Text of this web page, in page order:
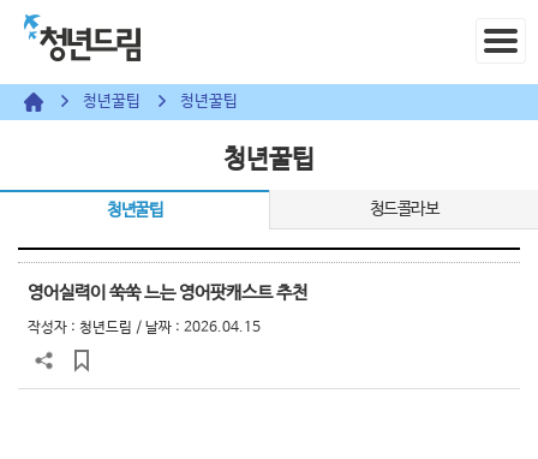
청년꿀팁 청년꿀팁
청년꿀팁
청년꿀팁 청드콜라보
영어실력이 쑥쑥 느는 영어팟캐스트 추천
작성자 : 청년드림 / 날짜 : 2026.04.15